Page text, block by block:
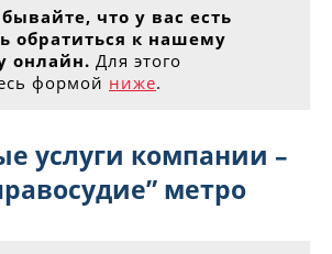
что у вас есть
обратиться к нашему
онлайн. Для этого
формой ниже.
услуги компании –
метро